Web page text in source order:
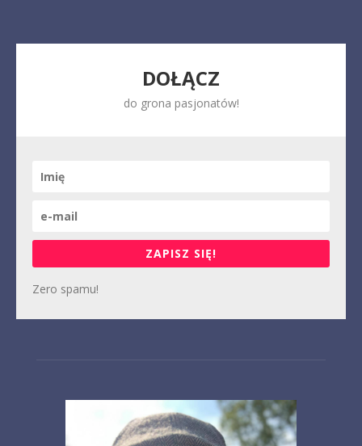
DOŁĄCZ
do grona pasjonatów!
ZAPISZ SIĘ!
Zero spamu!